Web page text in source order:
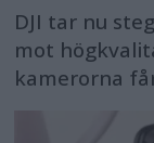
DJI tar nu
mot
kamerorna